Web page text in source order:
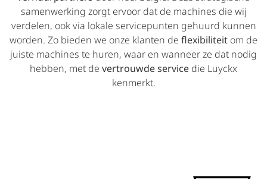
samenwerking zorgt ervoor dat de machines die wij
verdelen, ook via lokale servicepunten gehuurd kunnen
worden. Zo bieden we onze klanten de flexibiliteit om de
juiste machines te huren, waar en wanneer ze dat nodig
hebben, met de vertrouwde service die Luyckx
kenmerkt.